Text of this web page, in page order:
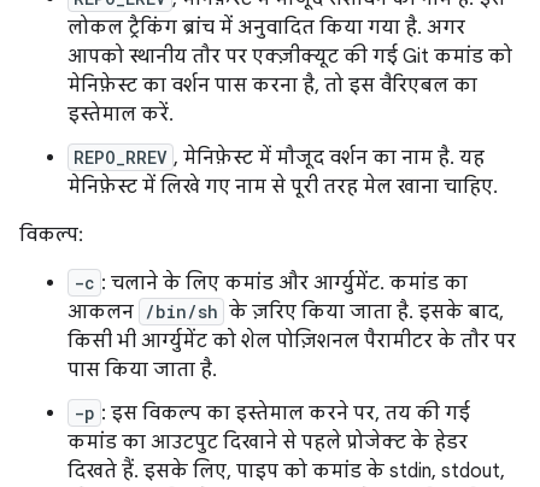
लोकल ट्रैकिंग ब्रांच में अनुवादित किया गया है. अगर
आपको स्थानीय तौर पर एक्ज़ीक्यूट की गई Git कमांड को
मेनिफ़ेस्ट का वर्शन पास करना है, तो इस वैरिएबल का
इस्तेमाल करें.
REPO_RREV , मेनिफ़ेस्ट में मौजूद वर्शन का नाम है. यह
मेनिफ़ेस्ट में लिखे गए नाम से पूरी तरह मेल खाना चाहिए.
विकल्प:
-c : चलाने के लिए कमांड और आर्ग्युमेंट. कमांड का
आकलन /bin/sh के ज़रिए किया जाता है. इसके बाद,
किसी भी आर्ग्युमेंट को शेल पोज़िशनल पैरामीटर के तौर पर
पास किया जाता है.
-p : इस विकल्प का इस्तेमाल करने पर, तय की गई
कमांड का आउटपुट दिखाने से पहले प्रोजेक्ट के हेडर
दिखते हैं. इसके लिए, पाइप को कमांड के stdin, stdout,